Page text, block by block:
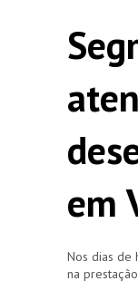
em
Nos dias de
na